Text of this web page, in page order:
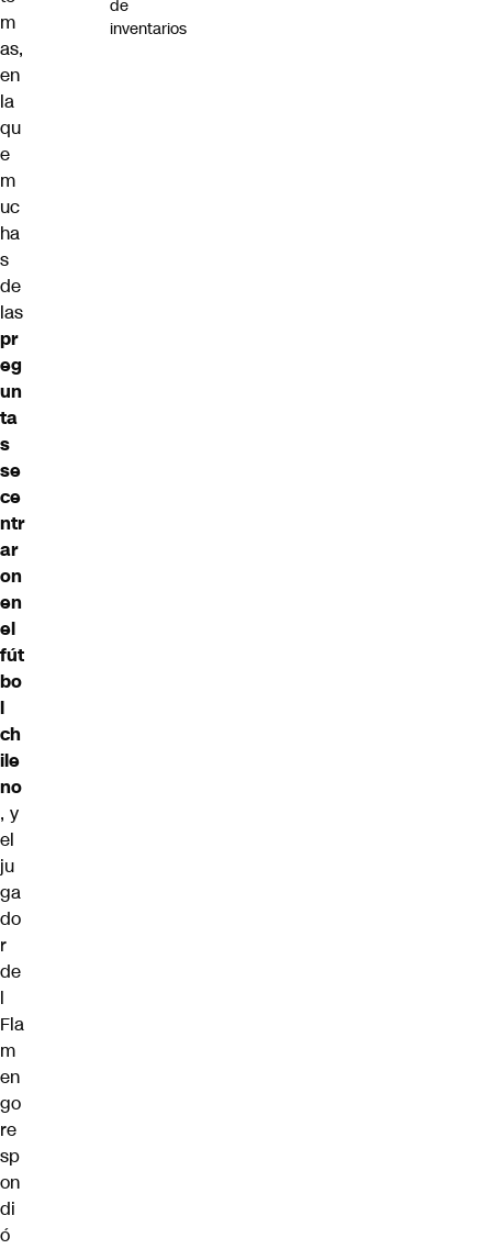
m
as,
en
la
qu
e
m
uc
ha
s
de
las
pr
eg
un
ta
s
se
ce
ntr
ar
on
en
el
fút
bo
l
ch
ile
no
, y
el
ju
ga
do
r
de
l
Fla
m
en
go
re
sp
on
di
ó
de
inventarios